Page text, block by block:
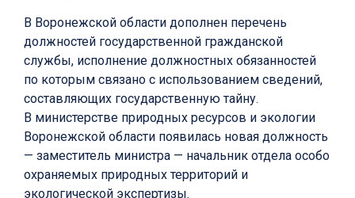
В Воронежской области дополнен перечень
должностей государственной гражданской
службы, исполнение должностных обязанностей
по которым связано с использованием сведений,
составляющих государственную тайну.
В министерстве природных ресурсов и экологии
Воронежской области появилась новая должность
— заместитель министра — начальник отдела особо
охраняемых природных территорий и
экологической экспертизы.